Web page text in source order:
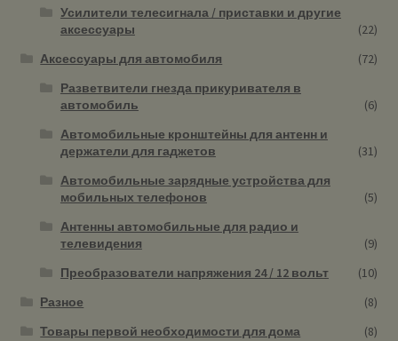
Усилители телесигнала / приставки и другие
аксессуары
(22)
Аксессуары для автомобиля
(72)
Разветвители гнезда прикуривателя в
автомобиль
(6)
Автомобильные кронштейны для антенн и
держатели для гаджетов
(31)
Автомобильные зарядные устройства для
мобильных телефонов
(5)
Антенны автомобильные для радио и
телевидения
(9)
Преобразователи напряжения 24 / 12 вольт
(10)
Разное
(8)
Товары первой необходимости для дома
(8)